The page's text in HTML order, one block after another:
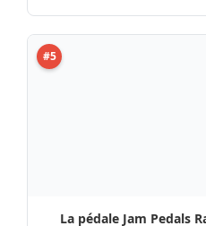
LIRE LE